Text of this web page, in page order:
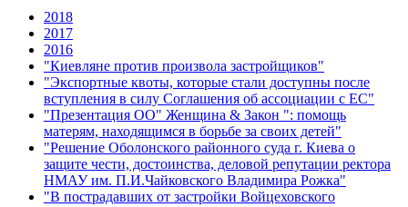
2018
2017
2016
"Киевляне против произвола застройщиков"
"Экспортные квоты, которые стали доступны после
вступления в силу Соглашения об ассоциации с ЕС"
"Презентация ОО" Женщина & Закон ": помощь
матерям, находящимся в борьбе за своих детей"
"Решение Оболонского районного суда г. Киева о
защите чести, достоинства, деловой репутации ректора
НМАУ им. П.И.Чайковского Владимира Рожка"
"В пострадавших от застройки Войцеховского